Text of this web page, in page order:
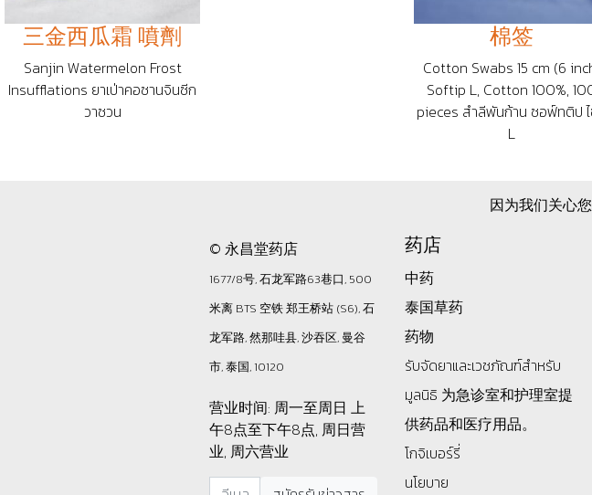
三金西瓜霜 噴劑
Sanjin Watermelon Frost
Insufflations ยาเป่าคอซานจินซีก
วาซวน
棉签
Cotton Swabs 15 cm (6
Softip L, Cotton 100%,
pieces สำลีพันก้าน ซอฟ์ทติป
L
因为我们关心
© 永昌堂药店
1677/8号, 石龙军路63巷口, 500
米离 BTS 空铁 郑王桥站 (S6), 石
龙军路, 然那哇县, 沙吞区, 曼谷
市, 泰国, 10120
营业时间: 周一至周日 上
午8点至下午8点, 周日营
业, 周六营业
药店
中药
泰国草药
药物
รับจัดยาและเวชภัณฑ์สำหรับ
มูลนิธิ 为急诊室和护理室提
供药品和医疗用品。
โกจิเบอร์รี่
นโยบาย